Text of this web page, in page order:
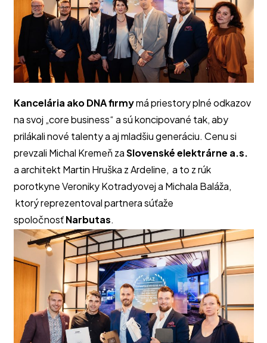
Kancelária ako DNA firmymá priestory plné odkazov
na svoj „core business“ a sú koncipované tak, aby
prilákali nové talenty a aj mladšiu generáciu. Cenu si
prevzali Michal Kremeň zaSlovenské elektrárne a.s.
a architekt Martin Hruška z Ardeline, a to z rúk
porotkyne Veroniky Kotradyovej a Michala Baláža,
ktorý reprezentoval partnera súťaže
spoločnosťNarbutas.